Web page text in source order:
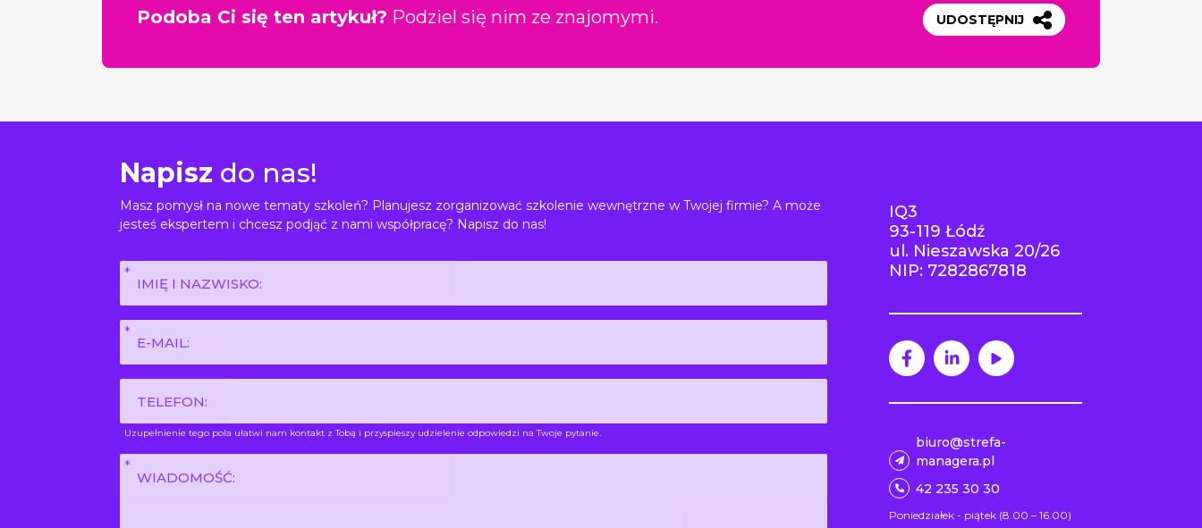
Podoba Ci się ten artykuł? Podziel się nim ze znajomymi. UDOSTĘPNIJ
Napisz do nas!
Masz pomysł na nowe tematy szkoleń? Planujesz zorganizować szkolenie wewnętrzne w Twojej firmie? A może
jesteś ekspertem i chcesz podjąć z nami współpracę? Napisz do nas!
Imię
*E-
mail
Uzupełnienie tego pola ułatwi nam kontakt z Tobą i przyspieszy udzielenie odpowiedzi na Twoje pytanie.
Wiadomość
IQ3
93-119 Łódź
ul. Nieszawska 20/26
NIP: 7282867818
biuro@strefa-
managera.pl
42 235 30 30
Poniedziałek - piątek (8.00 – 16.00)